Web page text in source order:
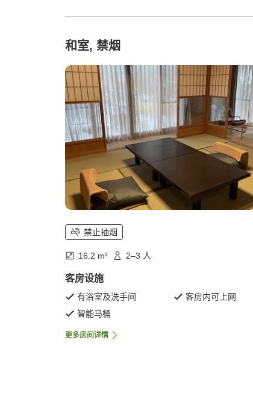
和室, 禁烟
禁止抽烟
16.2 m² 2–3 人
客房设施
有浴室及洗手间
客房内可上网
智能马桶
更多房间详情